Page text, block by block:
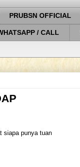
PRUBSN OFFICIAL
/ CALL
siapa punya tuan